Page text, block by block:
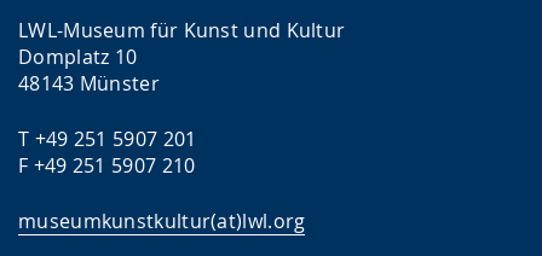
LWL-Museum für Kunst und Kultur
Domplatz 10
48143 Münster
T +49 251 5907 201
F +49 251 5907 210
museumkunstkultur(at)lwl.org